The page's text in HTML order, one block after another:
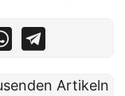
Artikeln